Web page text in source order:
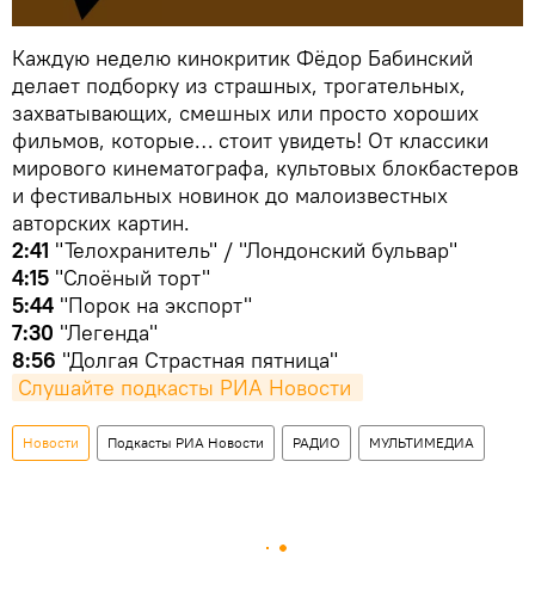
Каждую неделю кинокритик Фёдор Бабинский
делает подборку из страшных, трогательных,
захватывающих, смешных или просто хороших
фильмов, которые… стоит увидеть! От классики
мирового кинематографа, культовых блокбастеров
и фестивальных новинок до малоизвестных
авторских картин.
2:41 "Телохранитель" / "Лондонский бульвар"
4:15 "Слоёный торт"
5:44 "Порок на экспорт"
7:30 "Легенда"
8:56 "Долгая Страстная пятница"
Слушайте подкасты РИА Новости
Новости Подкасты РИА Новости РАДИО МУЛЬТИМЕДИА